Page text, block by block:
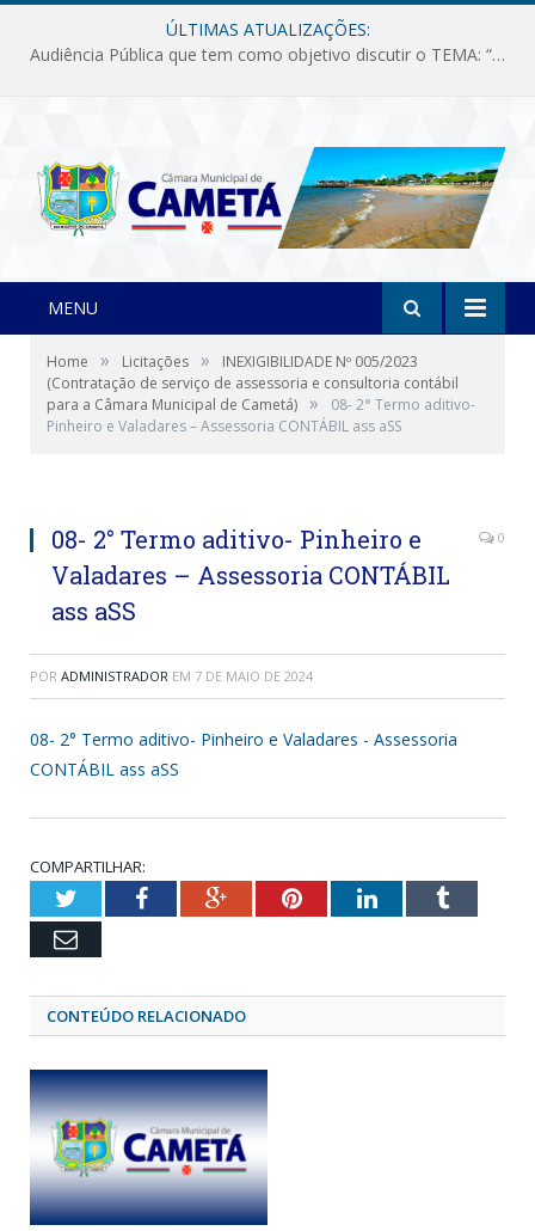
ÚLTIMAS ATUALIZAÇÕES:
Audiência Pública que tem como objetivo discutir o TEMA: “Fornecimento de Energia Elétrica em Debate: Tarifas, Qualidade e Atendimento dos Serviços”
MENU
Home » Licitações »
INEXIGIBILIDADE Nº 005/2023
(Contratação de serviço de assessoria e consultoria contábil
para a Câmara Municipal de Cametá) »
08- 2° Termo aditivo-
Pinheiro e Valadares – Assessoria CONTÁBIL ass aSS
08- 2° Termo aditivo- Pinheiro e
Valadares – Assessoria CONTÁBIL
ass aSS
0
POR ADMINISTRADOR EM 7 DE MAIO DE 2024
08- 2° Termo aditivo- Pinheiro e Valadares - Assessoria
CONTÁBIL ass aSS
COMPARTILHAR:
TwitterFacebookGoogle+PinterestLinkedInTumblr
Email
CONTEÚDO RELACIONADO